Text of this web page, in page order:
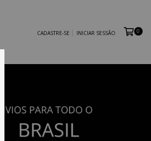
CADASTRE-SE INICIAR SESSÃO 0